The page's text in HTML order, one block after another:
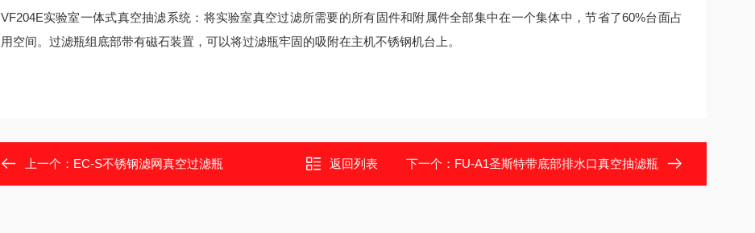
VF204E实验室一体式真空抽滤系统：将实验室真空过滤所需要的所有固件和附属件全部集中在一个集体中，节省了60%台面占
用空间。过滤瓶组底部带有磁石装置，可以将过滤瓶牢固的吸附在主机不锈钢机台上。
上一个： EC-S不锈钢滤网真空过滤瓶 返回列表 下一个： FU-A1圣斯特带底部排水口真空抽滤瓶